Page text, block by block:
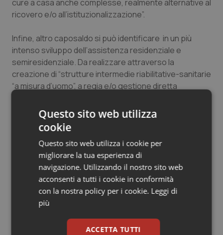
Salute orale & impianti
Sangue & coagulazione
Tiroide
Tumore al seno
Tumore ovarico
Tumori del Polmone & Testa Collo
Tumori gastrointestinali
Ulcera & Reflusso
cure a casa anche complesse, realmente alternative al
ricovero e/o all’istituzionalizzazione”.
Infine, altro caposaldo si può identificare in un più
intenso sviluppo dell’assistenza residenziale e
semiresidenziale. Da realizzare attraverso la
creazione di “strutture intermedie riabilitative-sanitarie
“a misura d’uomo”, a regia e/o gestione diretta
ospedalieri (non fatiscenti), poste in continuità con
l’assistenza domiciliare, in primis per persone anziane
o non autonome/disabili.
08 Febbraio 2013
© Riproduzione riservata
Questo sito web utilizza
cookie
Questo sito web utilizza i cookie per
migliorare la tua esperienza di
navigazione. Utilizzando il nostro sito web
acconsenti a tutti i cookie in conformità
con la nostra policy per i cookie. Leggi di
più
ACCETTA TUTTI